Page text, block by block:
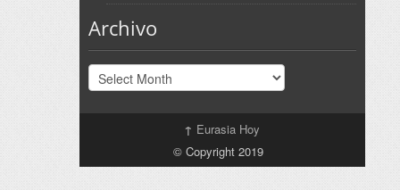
Archivo
Archivo
↑ Eurasia Hoy
© Copyright 2019